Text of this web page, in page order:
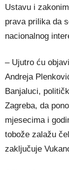
Ustavu i
prava prilika da
nacionalnog
– Ujutro ću
Andreja
Banjaluci,
Zagreba, da
mjesecima i
tobože zalažu
zaključuje